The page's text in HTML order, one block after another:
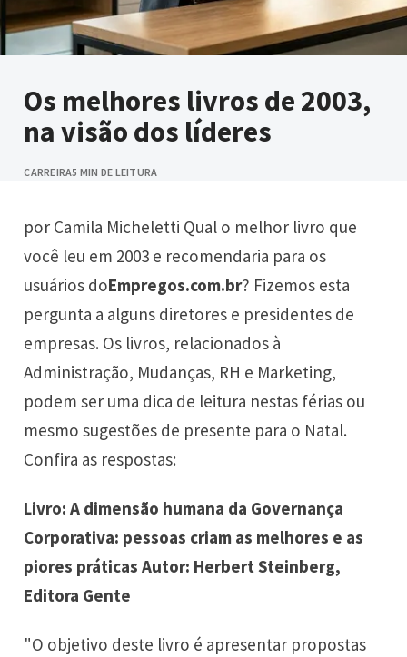
Os melhores livros de 2003,
na visão dos líderes
CARREIRA5 MIN DE LEITURA
por Camila Micheletti Qual o melhor livro que
você leu em 2003 e recomendaria para os
usuários doEmpregos.com.br? Fizemos esta
pergunta a alguns diretores e presidentes de
empresas. Os livros, relacionados à
Administração, Mudanças, RH e Marketing,
podem ser uma dica de leitura nestas férias ou
mesmo sugestões de presente para o Natal.
Confira as respostas:
Livro: A dimensão humana da Governança
Corporativa: pessoas criam as melhores e as
piores práticas Autor: Herbert Steinberg,
Editora Gente
"O objetivo deste livro é apresentar propostas